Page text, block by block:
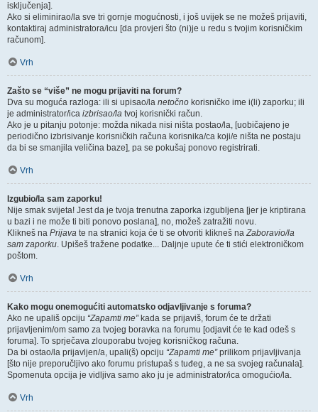
isključenja].
Ako si eliminirao/la sve tri gornje mogućnosti, i još uvijek se ne možeš prijaviti,
kontaktiraj administratora/icu [da provjeri što (ni)je u redu s tvojim korisničkim
računom].
Vrh
Zašto se “više” ne mogu prijaviti na forum?
Dva su moguća razloga: ili si upisao/la netočno korisničko ime i(li) zaporku; ili
je administrator/ica izbrisao/la tvoj korisnički račun.
Ako je u pitanju potonje: možda nikada nisi ništa postao/la, [uobičajeno je
periodično izbrisivanje korisničkih računa korisnika/ca koji/e ništa ne postaju
da bi se smanjila veličina baze], pa se pokušaj ponovo registrirati.
Vrh
Izgubio/la sam zaporku!
Nije smak svijeta! Jest da je tvoja trenutna zaporka izgubljena [jer je kriptirana
u bazi i ne može ti biti ponovo poslana], no, možeš zatražiti novu.
Klikneš na Prijava te na stranici koja će ti se otvoriti klikneš naZaboravio/la
sam zaporku. Upišeš tražene podatke... Daljnje upute će ti stići elektroničkom
poštom.
Vrh
Kako mogu onemogućiti automatsko odjavljivanje s foruma?
Ako ne upališ opciju “Zapamti me”kada se prijaviš, forum će te držati
prijavljenim/om samo za tvojeg boravka na forumu [odjavit će te kad odeš s
foruma]. To sprječava zlouporabu tvojeg korisničkog računa.
Da bi ostao/la prijavljen/a, upali(š) opciju “Zapamti me”prilikom prijavljivanja
[što nije preporučljivo ako forumu pristupaš s tuđeg, a ne sa svojeg računala].
Spomenuta opcija je vidljiva samo ako ju je administrator/ica omogućio/la.
Vrh